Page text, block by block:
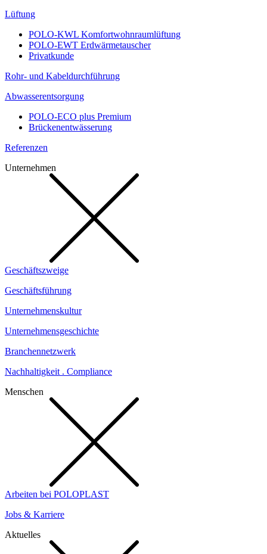
Lüftung
POLO-KWL Komfortwohnraumlüftung
POLO-EWT Erdwärmetauscher
Privatkunde
Rohr- und Kabeldurchführung
Abwasserentsorgung
POLO-ECO plus Premium
Brückenentwässerung
Referenzen
Unternehmen
Geschäftszweige
Geschäftsführung
Unternehmenskultur
Unternehmensgeschichte
Branchennetzwerk
Nachhaltigkeit . Compliance
Menschen
Arbeiten bei POLOPLAST
Jobs & Karriere
Aktuelles